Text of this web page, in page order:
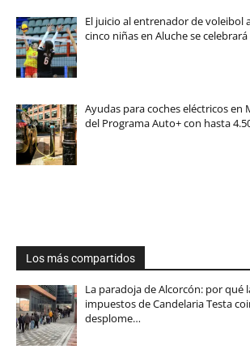
El juicio al entrenador de voleibol
cinco niñas en Aluche se
Ayudas para coches eléctricos en
del Programa Auto+ con hasta
Los más compartidos
La paradoja de Alcorcón: por qué
impuestos de Candelaria Testa
desplome…